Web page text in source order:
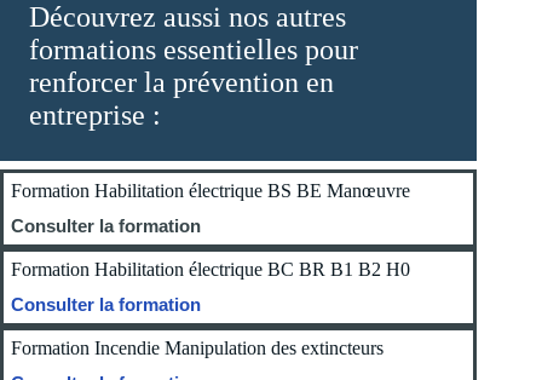
Découvrez aussi nos autres
formations essentielles pour
renforcer la prévention en
entreprise :
Formation Habilitation électrique BS BE Manœuvre
Consulter la formation
Formation Habilitation électrique BC BR B1 B2 H0
Consulter la formation
Formation Incendie Manipulation des extincteurs